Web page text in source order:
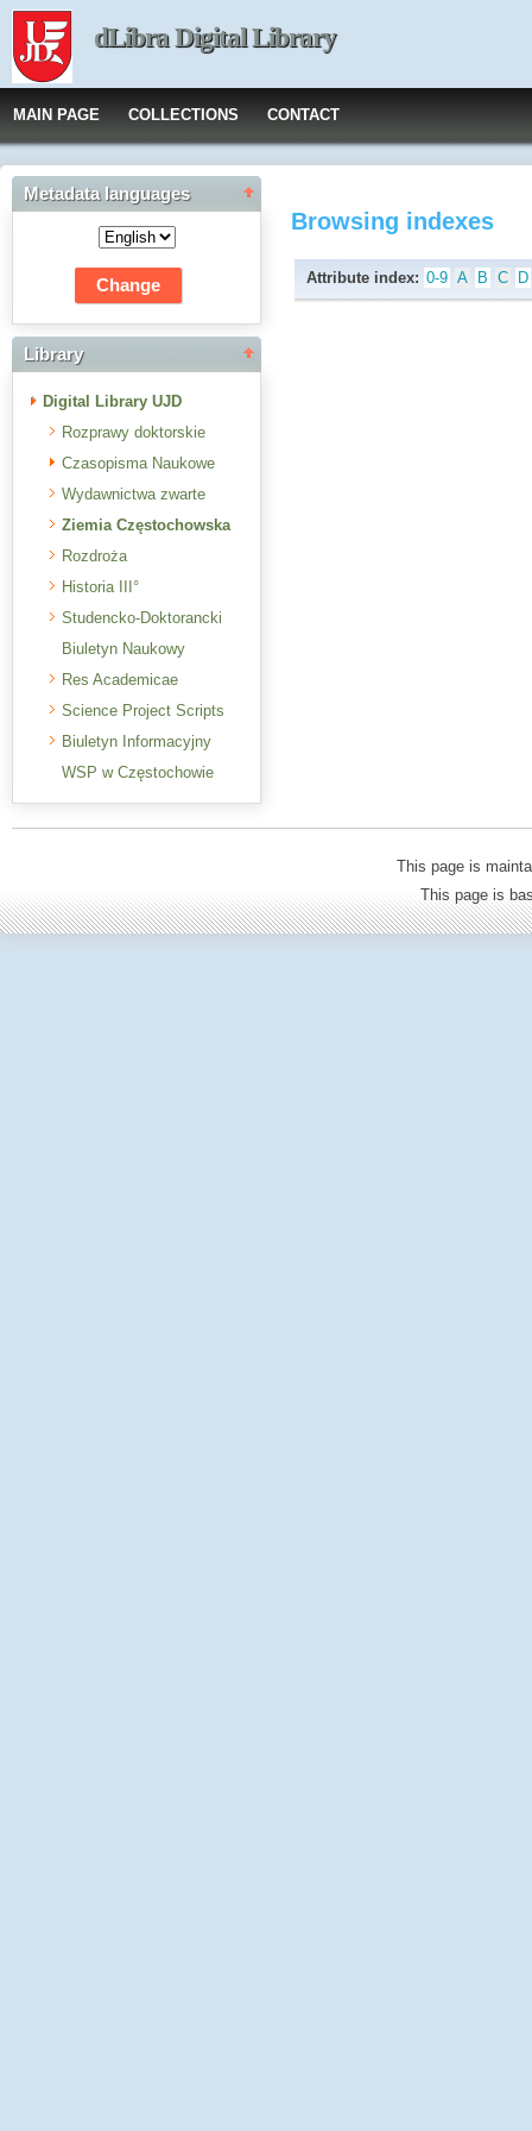
dLibra Digital Library
MAIN PAGE COLLECTIONS CONTACT
Metadata languages
Library
Digital Library UJD
Rozprawy doktorskie
Czasopisma Naukowe
Wydawnictwa zwarte
Ziemia Częstochowska
Rozdroża
Historia III°
Studencko-Doktorancki
Biuletyn Naukowy
Res Academicae
Science Project Scripts
Biuletyn Informacyjny
WSP w Częstochowie
Browsing indexes
Attribute index: 0-9 A B C D
This page is
This page is